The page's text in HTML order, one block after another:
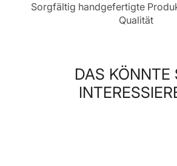
Sorgfältig handgefertigte
Qualität
DAS KÖNNTE